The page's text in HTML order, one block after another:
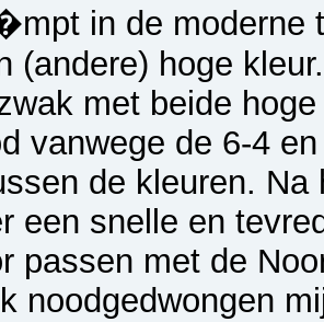
in de moderne
(andere) hoge
met beide
vanwege de 6-4
de kleuren.
een snelle en
passen met de
noodgedwongen